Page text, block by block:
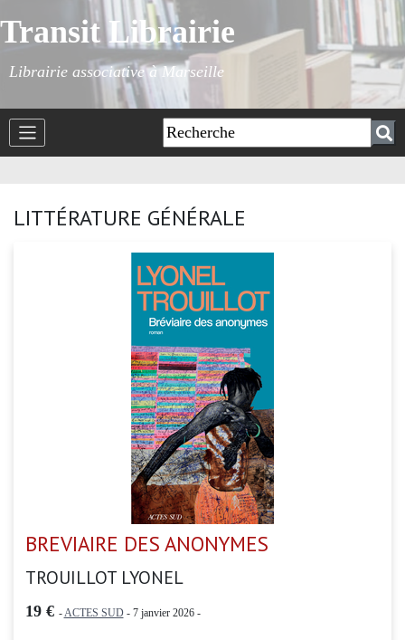
Transit Librairie
Librairie associative à Marseille
LITTÉRATURE GÉNÉRALE
BREVIAIRE DES ANONYMES
TROUILLOT LYONEL
19 € - ACTES SUD- 7 janvier 2026 -